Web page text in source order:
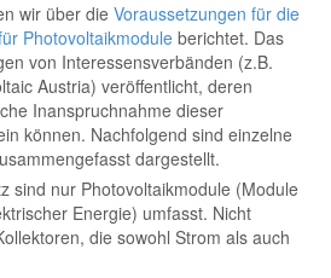
wir über die Voraussetzungen für die
Photovoltaikmodule berichtet. Das
von Interessensverbänden (z.B.
Austria) veröffentlicht, deren
Inanspruchnahme dieser
können. Nachfolgend sind einzelne
dargestellt.
sind nur Photovoltaikmodule (Module
Energie) umfasst. Nicht
die sowohl Strom als auch